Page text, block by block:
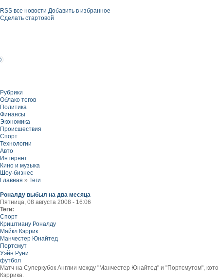
RSS все новости Добавить в избранное
Сделать стартовой
Рубрики
Облако тегов
Политика
Финансы
Экономика
Происшествия
Спорт
Технологии
Авто
Интернет
Кино и музыка
Шоу-бизнес
Главная » Теги
Роналду выбыл на два месяца
Пятница, 08 августа 2008 - 16:06
Теги:
Спорт
Криштиану Роналду
Майкл Кэррик
Манчестер Юнайтед
Портсмут
Уэйн Руни
футбол
Матч на Суперкубок Англии между "Манчестер Юнайтед" и "Портсмутом",
Кэррика.